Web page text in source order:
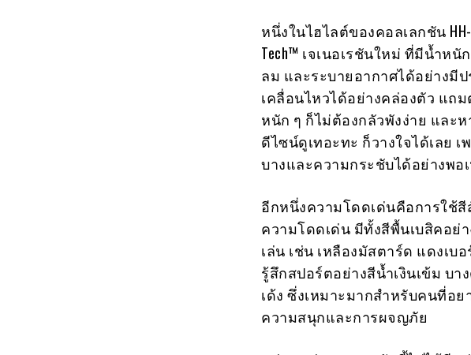
หนึ่งในไฮไลต์ของคอลเลกชัน
Tech™ เจเนอเรชันใหม่ ที่มีน้ำ
ลม และระบายอากาศได้อย่างมี
เคลื่อนไหวได้อย่างคล่องตัว แถ
หนัก ๆ ก็ไม่ต้องกลัวพังง่าย และ
ดีไซน์ดูเทอะทะ ก็วางใจได้เลย เ
บางและความกระชับได้อย่างพ
อีกหนึ่งความโดดเด่นคือการใช้
ความโดดเด่น มีทั้งสีพื้นเบสิคอย่
เล่น เช่น เหลืองมัสตาร์ด แดงเ
รู้สึกสปอร์ตอย่างสีน้ำเงินเข้ม บ
เด้ง ซึ่งเหมาะมากสำหรับคนที่อ
ความสนุกและการผจญภัย